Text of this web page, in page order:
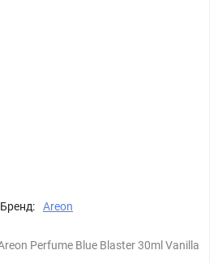
Бренд: Areon
Perfume Blue Blaster 30ml Vanilla